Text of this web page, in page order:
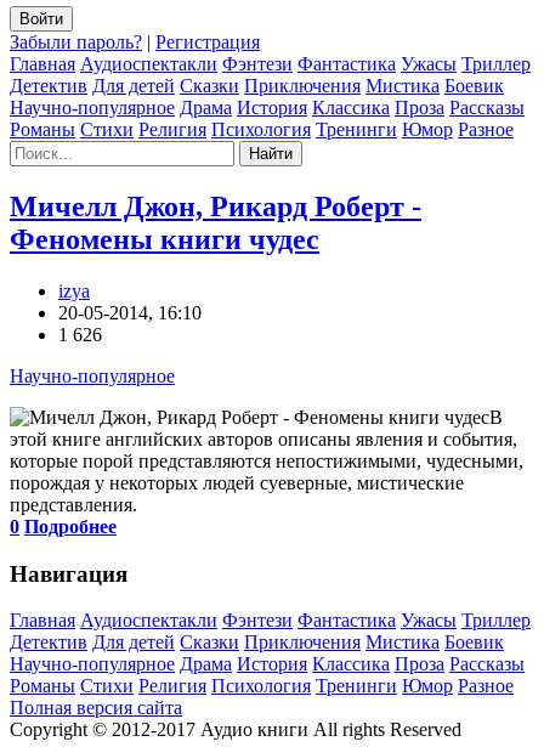
Войти
Забыли пароль? | Регистрация
Главная Аудиоспектакли Фэнтези Фантастика Ужасы Триллер
Детектив Для детей Сказки Приключения Мистика Боевик
Научно-популярное Драма История Классика Проза Рассказы
Романы Стихи Религия Психология Тренинги Юмор Разное
Найти
Мичелл Джон, Рикард Роберт -
Феномены книги чудес
izya
20-05-2014, 16:10
1 626
Научно-популярное
В
этой книге английских авторов описаны явления и события,
которые порой представляются непостижимыми, чудесными,
порождая у некоторых людей суеверные, мистические
представления.
0 Подробнее
Навигация
Главная Аудиоспектакли Фэнтези Фантастика Ужасы Триллер
Детектив Для детей Сказки Приключения Мистика Боевик
Научно-популярное Драма История Классика Проза Рассказы
Романы Стихи Религия Психология Тренинги Юмор Разное
Полная версия сайта
Copyright © 2012-2017 Аудио книги All rights Reserved